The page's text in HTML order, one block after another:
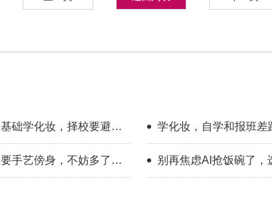
础学化妆，择校要避开
误区？
学化妆，自学和报班差
底有多大？
手艺傍身，不妨多了解
美业这个方向
别再焦虑AI抢饭碗了，
赛道，普通人照样有出